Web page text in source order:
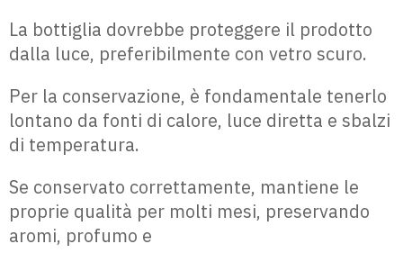
La bottiglia dovrebbe proteggere il prodotto
dalla luce, preferibilmente con vetro scuro.
Per la conservazione, è fondamentale tenerlo
lontano da fonti di calore, luce diretta e sbalzi
di temperatura.
Se conservato correttamente, mantiene le
proprie qualità per molti mesi, preservando
aromi, profumo e